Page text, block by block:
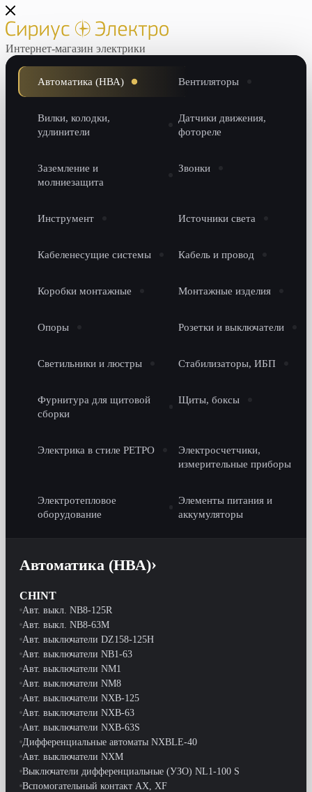
Интернет-магазин электрики
Автоматика (НВА) Вентиляторы
Вилки, колодки,
удлинители
Датчики движения,
фотореле
Заземление и
молниезащита
Звонки
Инструмент Источники света
Кабеленесущие системы Кабель и провод
Коробки монтажные Монтажные изделия
Опоры Розетки и выключатели
Светильники и люстры Стабилизаторы, ИБП
Фурнитура для щитовой
сборки
Щиты, боксы
Электрика в стиле РЕТРО
Электросчетчики,
измерительные приборы
Электротепловое
оборудование
Элементы питания и
аккумуляторы
Автоматика (НВА)
CHINT
Авт. выкл. NB8-125R
Авт. выкл. NB8-63M
Авт. выключатели DZ158-125H
Авт. выключатели NB1-63
Авт. выключатели NM1
Авт. выключатели NM8
Авт. выключатели NXB-125
Авт. выключатели NXB-63
Авт. выключатели NXB-63S
Дифференциальные автоматы NXBLE-40
Авт. выключатели NXM
Выключатели дифференциальные (УЗО) NL1-100 S
Вспомогательный контакт АХ, XF